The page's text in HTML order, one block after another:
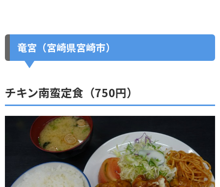
竜宮（宮崎県宮崎市）
チキン南蛮定食（750円）